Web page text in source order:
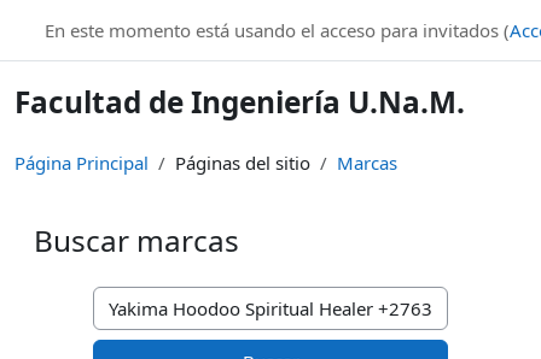
En este momento está usando el acceso para invitados (
Facultad de Ingeniería U.Na.M.
Página Principal Páginas del sitio Marcas
Buscar marcas
Buscar marcas